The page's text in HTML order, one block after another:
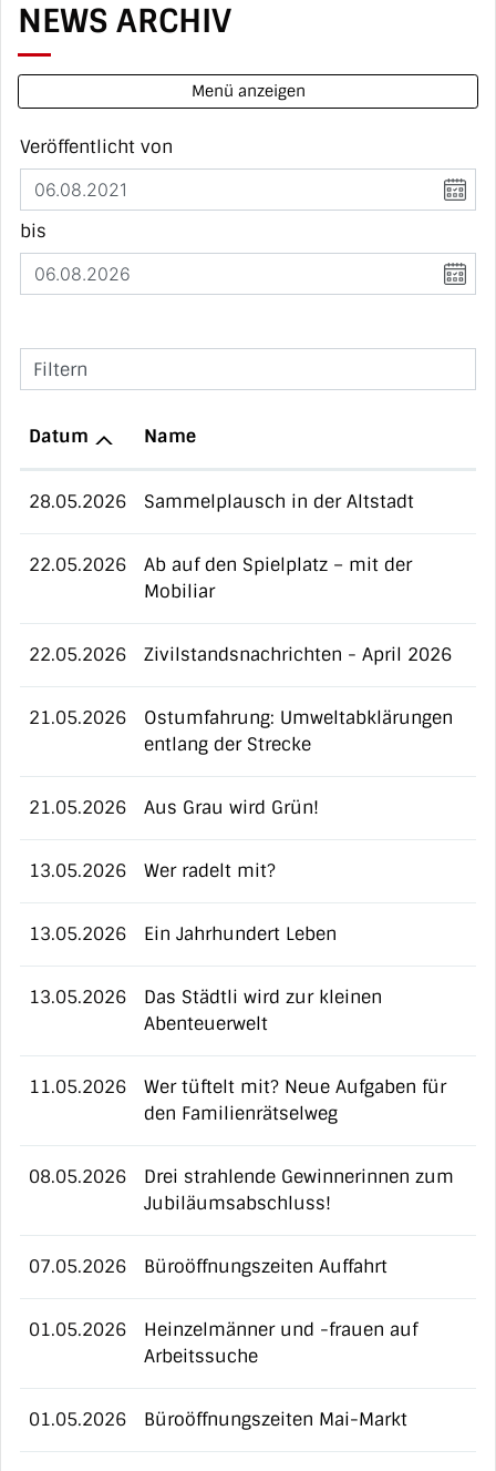
NEWS ARCHIV
Menü anzeigen
Veröffentlicht von
bis
Filtern
Datum Name
28.05.2026 Sammelplausch in der Altstadt
22.05.2026
Ab auf den Spielplatz – mit der
Mobiliar
22.05.2026 Zivilstandsnachrichten - April 2026
21.05.2026
Ostumfahrung: Umweltabklärungen
entlang der Strecke
21.05.2026 Aus Grau wird Grün!
13.05.2026 Wer radelt mit?
13.05.2026 Ein Jahrhundert Leben
13.05.2026
Das Städtli wird zur kleinen
Abenteuerwelt
11.05.2026
Wer tüftelt mit? Neue Aufgaben für
den Familienrätselweg
08.05.2026
Drei strahlende Gewinnerinnen zum
Jubiläumsabschluss!
07.05.2026 Büroöffnungszeiten Auffahrt
01.05.2026
Heinzelmänner und -frauen auf
Arbeitssuche
01.05.2026 Büroöffnungszeiten Mai-Markt